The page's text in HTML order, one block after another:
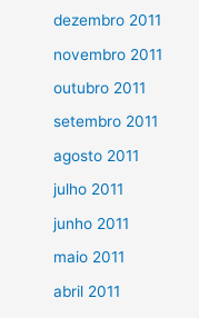
dezembro 2011
novembro 2011
outubro 2011
setembro 2011
agosto 2011
julho 2011
junho 2011
maio 2011
abril 2011